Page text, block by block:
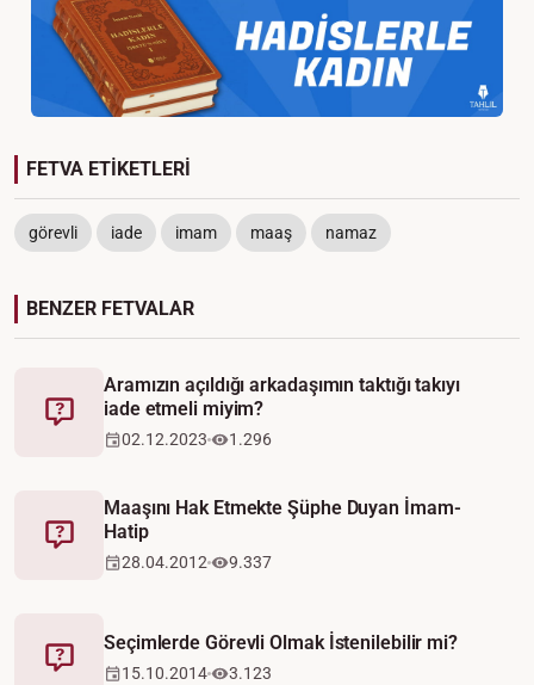
FETVA ETİKETLERİ
görevli iade imam maaş namaz
BENZER FETVALAR
Fetva
Aramızın açıldığı arkadaşımın taktığı takıyı
iade etmeli miyim?
02.12.2023 1.296
Fetva
Maaşını Hak Etmekte Şüphe Duyan İmam-
Hatip
28.04.2012 9.337
Fetva
Seçimlerde Görevli Olmak İstenilebilir mi?
15.10.2014 3.123